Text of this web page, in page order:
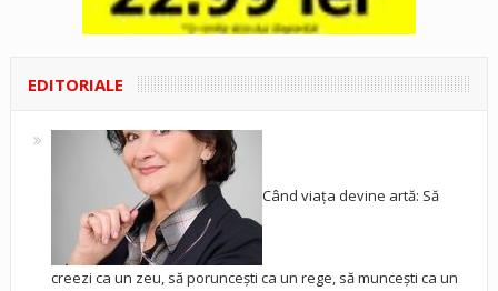
EDITORIALE
Când viața devine artă: Să
creezi ca un zeu, să poruncești ca un rege, să muncești ca un